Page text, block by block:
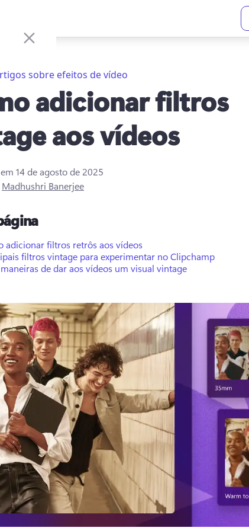
sobre efeitos de vídeo
adicionar filtros
aos vídeos
14 de agosto de 2025
Madhushri Banerjee
adicionar filtros retrôs aos vídeos
filtros vintage para experimentar no Clipchamp
de dar aos vídeos um visual vintage